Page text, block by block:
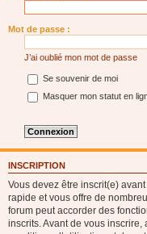
Mot de passe :
J’ai oublié mon mot de passe
Se souvenir de moi
Masquer mon statut en
INSCRIPTION
Vous devez être inscrit(e)
rapide et vous offre de
forum peut accorder des
inscrits. Avant de vous